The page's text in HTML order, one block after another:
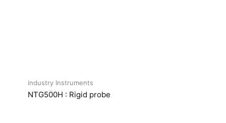
industry Instruments
NTG500H : Rigid probe